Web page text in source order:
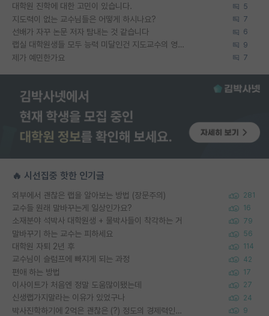
대학원 진학에 대한 고민이 있습니다. 5
지도력이 없는 교수님들은 어떻게 하시나요? 7
선배가 자꾸 논문 저자 탐내는 것 같습니다 6
랩실 대학원생들 모두 능력 미달인건 지도교수의 영향 아닌가? 9
제가 예민한가요 7
🔥 시선집중 핫한 인기글
외부에서 괜찮은 랩을 알아보는 방법 (장문주의) 281
교수들 원래 말바꾸는게 일상인가요? 16
소재분야 석박사 대학원생 + 물박사들이 착각하는 거 79
말바꾸기 하는 교수는 피하세요 56
대학원 자퇴 2년 후 114
교수님이 슬럼프에 빠지게 되는 과정 42
편애 하는 방법 17
이사이트가 처음엔 정말 도움많이됐는데 27
신생랩가지말라는 이유가 있었구나 24
박사진학하기에 2억은 괜찮은 (?) 정도의 경제력인가요 9